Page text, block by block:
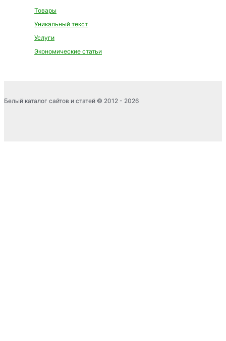
Товары
Уникальный текст
Услуги
Экономические статьи
Белый каталог сайтов и статей © 2012 - 2026